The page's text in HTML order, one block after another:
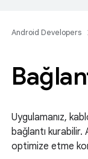
Android Developers
Uygulamanız,
bağlantı kurabilir.
optimize etme